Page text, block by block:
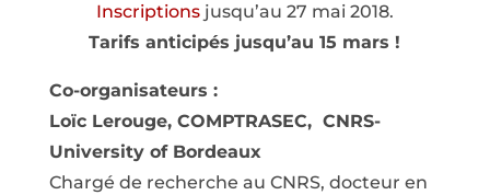
Inscriptionsjusqu’au 27 mai 2018.
Tarifs anticipés jusqu’au 15 mars !
Co-organisateurs :
Loïc Lerouge, COMPTRASEC, CNRS-
University of Bordeaux
Chargé de recherche au CNRS, docteur en